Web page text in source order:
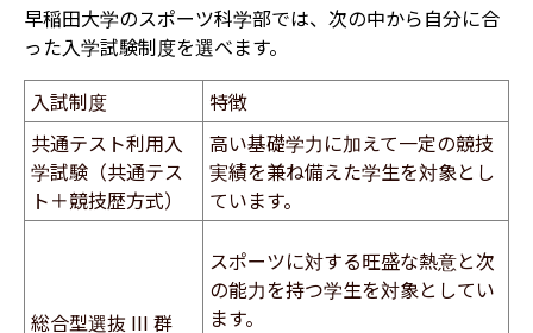
早稲田大学のスポーツ科学部では、次の中から自分に合
った入学試験制度を選べます。
入試制度
特徴
共通テスト利用入
学試験（共通テス
ト＋競技歴方式）
高い基礎学力に加えて一定の競技
実績を兼ね備えた学生を対象とし
ています。
総合型選抜 III 群
スポーツに対する旺盛な熱意と次
の能力を持つ学生を対象としてい
ます。